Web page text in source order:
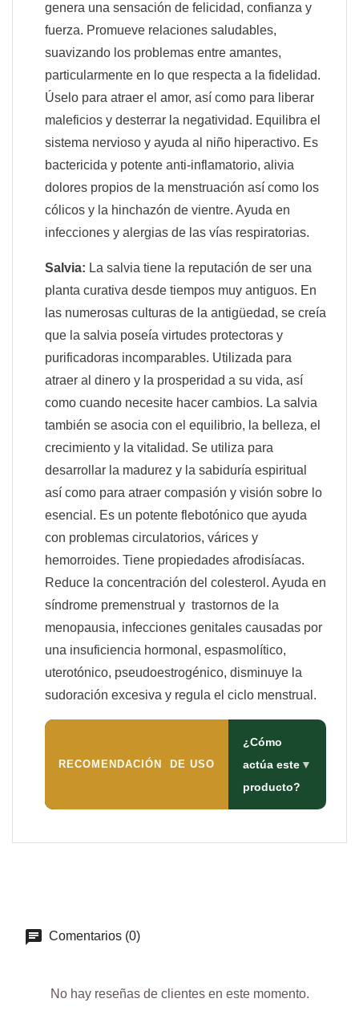
genera una sensación de felicidad, confianza y
fuerza. Promueve relaciones saludables,
suavizando los problemas entre amantes,
particularmente en lo que respecta a la fidelidad.
Úselo para atraer el amor, así como para liberar
maleficios y desterrar la negatividad. Equilibra el
sistema nervioso y ayuda al niño hiperactivo. Es
bactericida y potente anti-inflamatorio, alivia
dolores propios de la menstruación así como los
cólicos y la hinchazón de vientre. Ayuda en
infecciones y alergias de las vías respiratorias.
Salvia: La salvia tiene la reputación de ser una
planta curativa desde tiempos muy antiguos. En
las numerosas culturas de la antigüedad, se creía
que la salvia poseía virtudes protectoras y
purificadoras incomparables. Utilizada para
atraer al dinero y la prosperidad a su vida, así
como cuando necesite hacer cambios. La salvia
también se asocia con el equilibrio, la belleza, el
crecimiento y la vitalidad. Se utiliza para
desarrollar la madurez y la sabiduría espiritual
así como para atraer compasión y visión sobre lo
esencial. Es un potente flebotónico que ayuda
con problemas circulatorios, várices y
hemorroides. Tiene propiedades afrodisíacas.
Reduce la concentración del colesterol. Ayuda en
síndrome premenstrual y trastornos de la
menopausia, infecciones genitales causadas por
una insuficiencia hormonal, espasmolítico,
uterotónico, pseudoestrogénico, disminuye la
sudoración excesiva y regula el ciclo menstrual.
RECOMENDACIÓN DE USO
¿Cómo
actúa este
producto?
▼
Comentarios (0)
No hay reseñas de clientes en este momento.